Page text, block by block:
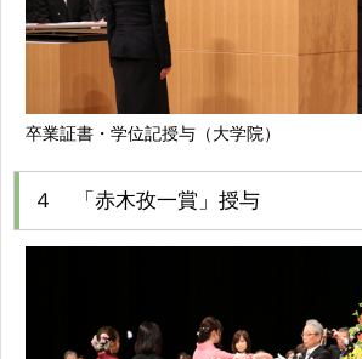
卒業証書・学位記授与（大学院）
４ 「赤木孜一賞」授与